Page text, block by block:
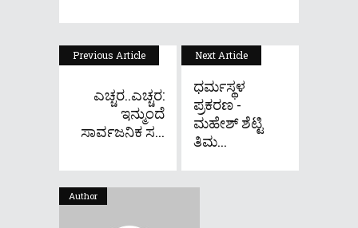
Previous Article
ಎಚ್ಚರ..ಎಚ್ಚರ:
ಇನ್ಮುಂದೆ
ಸಾರ್ವಜನಿಕ ಸ...
Next Article
ಧರ್ಮಸ್ಥಳ
ಪ್ರಕರಣ -
ಮಹೇಶ್ ಶೆಟ್ಟಿ
ತಿಮ...
Author